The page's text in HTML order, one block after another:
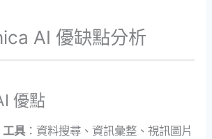
AI 優缺點分析
優點
具：資料搜尋、資訊彙整、視訊圖片